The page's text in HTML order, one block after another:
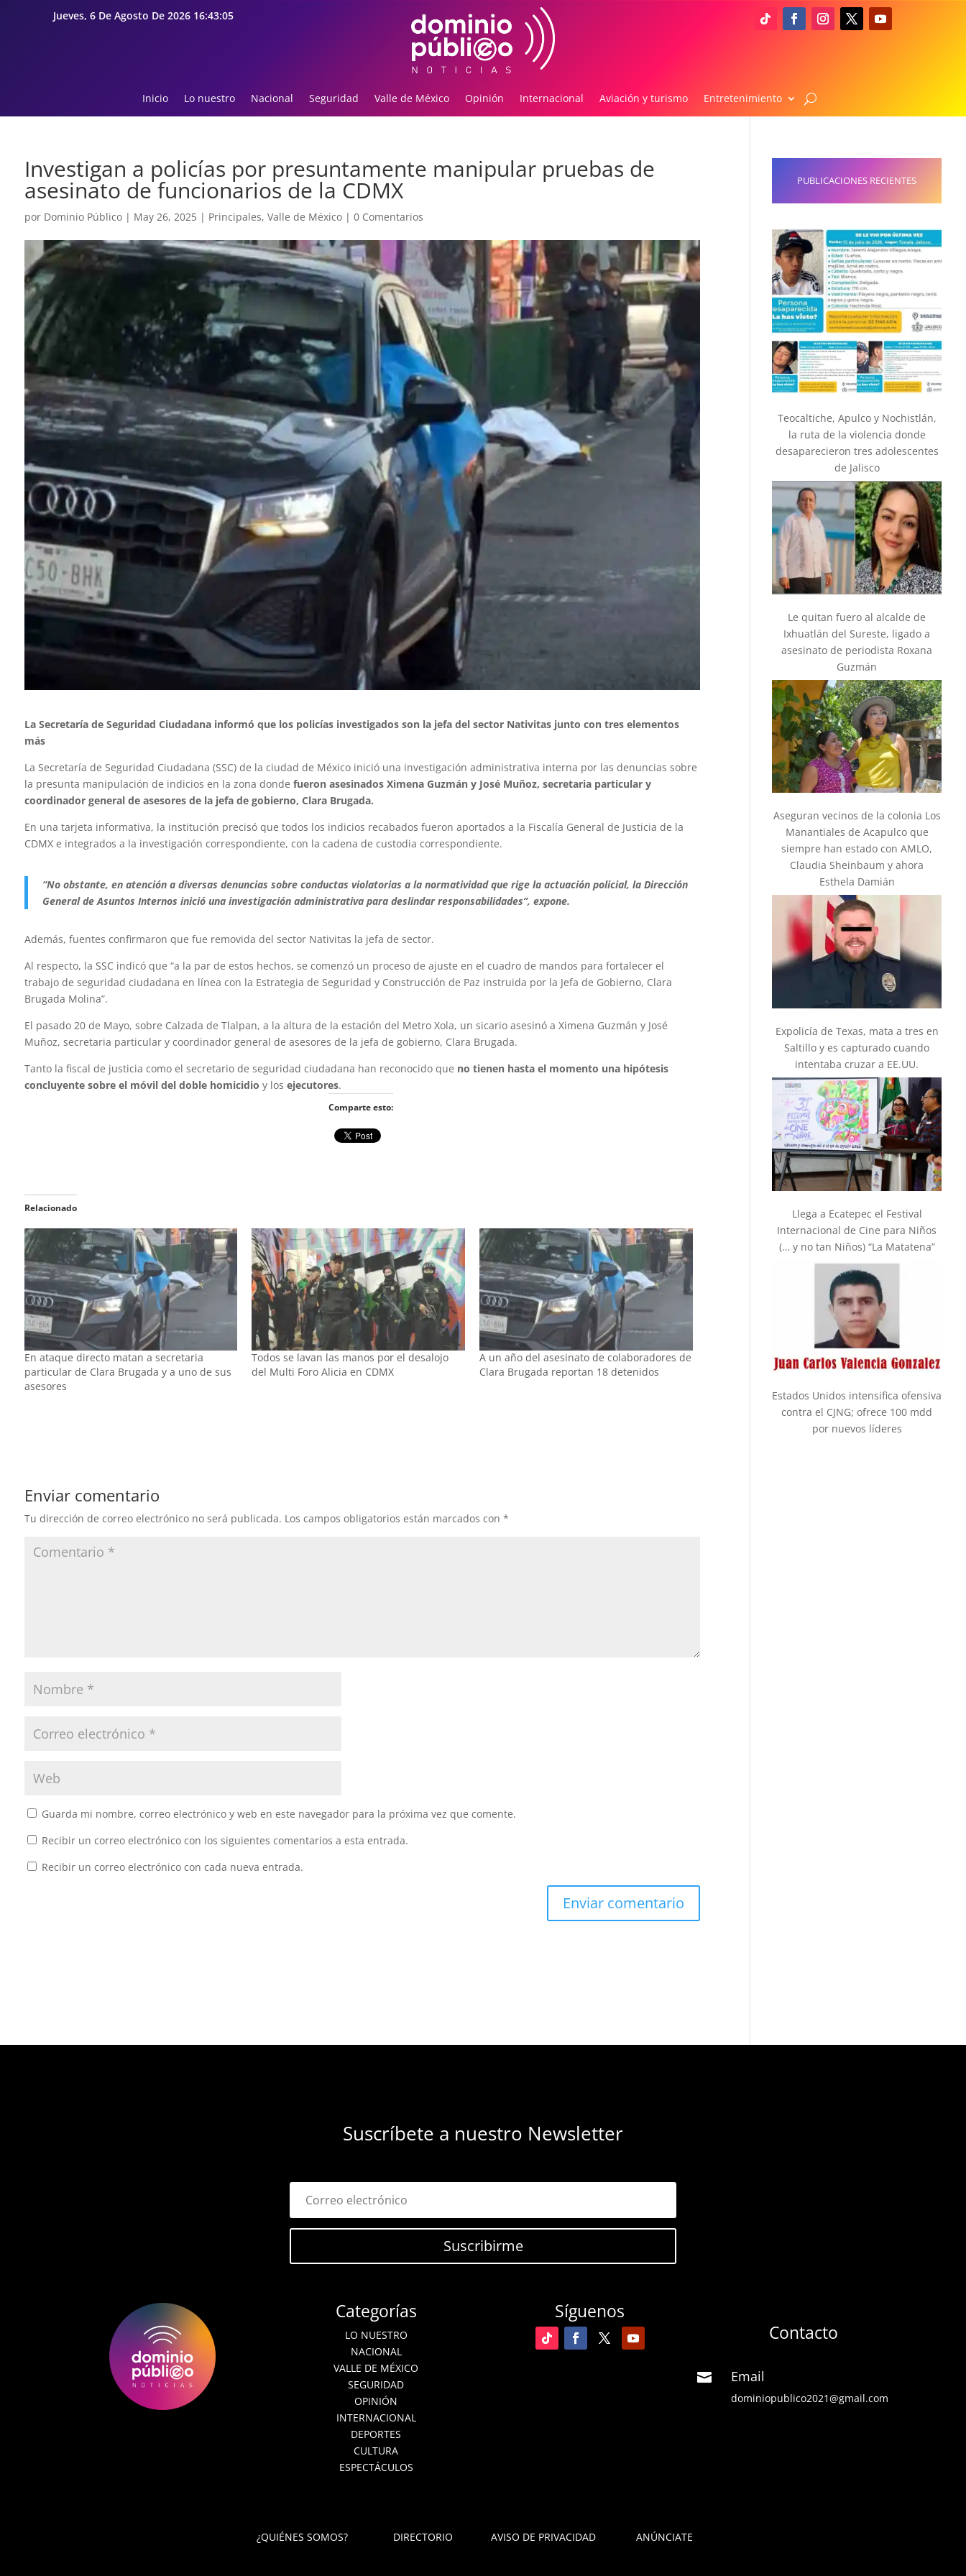
Jueves, 6 De Agosto De 2026 16:43:06
Inicio Lo nuestro Nacional Seguridad Valle de México Opinión Internacional Aviación y turismo Entretenimiento
Investigan a policías por presuntamente manipular pruebas de
asesinato de funcionarios de la CDMX
por Dominio Público| May 26, 2025| Principales, Valle de México| 0 Comentarios
La Secretaría de Seguridad Ciudadana informó que los policías investigados son la jefa del sector Nativitas junto con tres elementos
más
La Secretaría de Seguridad Ciudadana (SSC) de la ciudad de México inició una investigación administrativa interna por las denuncias sobre
la presunta manipulación de indicios en la zona donde fueron asesinados Ximena Guzmán y José Muñoz, secretaria particular y
coordinador general de asesores de la jefa de gobierno, Clara Brugada.
En una tarjeta informativa, la institución precisó que todos los indicios recabados fueron aportados a la Fiscalía General de Justicia de la
CDMX e integrados a la investigación correspondiente, con la cadena de custodia correspondiente.
“No obstante, en atención a diversas denuncias sobre conductas violatorias a la normatividad que rige la actuación policial, la Dirección
General de Asuntos Internos inició una investigación administrativa para deslindar responsabilidades”, expone.
Además, fuentes confirmaron que fue removida del sector Nativitas la jefa de sector.
Al respecto, la SSC indicó que “a la par de estos hechos, se comenzó un proceso de ajuste en el cuadro de mandos para fortalecer el
trabajo de seguridad ciudadana en línea con la Estrategia de Seguridad y Construcción de Paz instruida por la Jefa de Gobierno, Clara
Brugada Molina”.
El pasado 20 de Mayo, sobre Calzada de Tlalpan, a la altura de la estación del Metro Xola, un sicario asesinó a Ximena Guzmán y José
Muñoz, secretaria particular y coordinador general de asesores de la jefa de gobierno, Clara Brugada.
Tanto la fiscal de justicia como el secretario de seguridad ciudadana han reconocido que no tienen hasta el momento una hipótesis
concluyente sobre el móvil del doble homicidio y los ejecutores.
Comparte esto:
Relacionado
En ataque directo matan a secretaria
particular de Clara Brugada y a uno de sus
asesores
Todos se lavan las manos por el desalojo
del Multi Foro Alicia en CDMX
A un año del asesinato de colaboradores de
Clara Brugada reportan 18 detenidos
Enviar comentario
Tu dirección de correo electrónico no será publicada. Los campos obligatorios están marcados con *
Guarda mi nombre, correo electrónico y web en este navegador para la próxima vez que comente.
Recibir un correo electrónico con los siguientes comentarios a esta entrada.
Recibir un correo electrónico con cada nueva entrada.
PUBLICACIONES RECIENTES
Teocaltiche, Apulco y Nochistlán,
la ruta de la violencia donde
desaparecieron tres adolescentes
de Jalisco
Le quitan fuero al alcalde de
Ixhuatlán del Sureste, ligado a
asesinato de periodista Roxana
Guzmán
Aseguran vecinos de la colonia Los
Manantiales de Acapulco que
siempre han estado con AMLO,
Claudia Sheinbaum y ahora
Esthela Damián
Expolicía de Texas, mata a tres en
Saltillo y es capturado cuando
intentaba cruzar a EE.UU.
Llega a Ecatepec el Festival
Internacional de Cine para Niños
(… y no tan Niños) “La Matatena”
Estados Unidos intensifica ofensiva
contra el CJNG; ofrece 100 mdd
por nuevos líderes
Suscríbete a nuestro Newsletter
Suscribirme
Categorías
LO NUESTRO
NACIONAL
VALLE DE MÉXICO
SEGURIDAD
OPINIÓN
INTERNACIONAL
DEPORTES
CULTURA
ESPECTÁCULOS
Síguenos
Contacto
 Email
dominiopublico2021@gmail.com
¿QUIÉNES SOMOS? DIRECTORIO AVISO DE PRIVACIDAD ANÚNCIATE